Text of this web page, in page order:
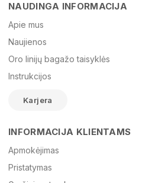
El. paštas
Žinutė
NAUDINGA INFORMACIJA
Apie mus
Naujienos
Oro linijų bagažo taisyklės
Instrukcijos
Karjera
INFORMACIJA KLIENTAMS
Apmokėjimas
Pristatymas